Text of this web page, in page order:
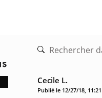
Cecile L.
Publié le 12/27/18,